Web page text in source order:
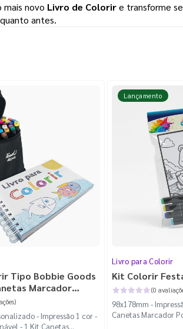
mais novo Livro de Colorir e transforme
antes.
Tipo Bobbie Goods
Marcador
Cores
- Impressão 1 cor -
- 1 Kit Canetas
Lançamento
Livro para Colorir
Kit Colorir
(0
98x178mm -
Canetas Marcador